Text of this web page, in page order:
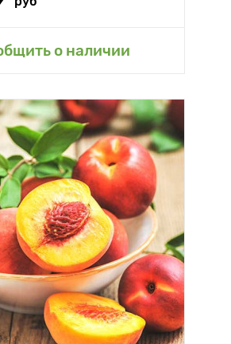
о наличии